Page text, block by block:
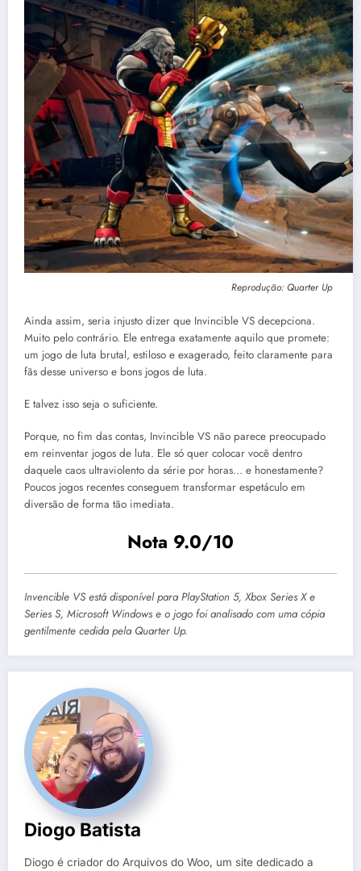
Reprodução: Quarter Up
Ainda assim, seria injusto dizer que Invincible VS decepciona.
Muito pelo contrário. Ele entrega exatamente aquilo que promete:
um jogo de luta brutal, estiloso e exagerado, feito claramente para
fãs desse universo e bons jogos de luta.
E talvez isso seja o suficiente.
Porque, no fim das contas, Invincible VS não parece preocupado
em reinventar jogos de luta. Ele só quer colocar você dentro
daquele caos ultraviolento da série por horas… e honestamente?
Poucos jogos recentes conseguem transformar espetáculo em
diversão de forma tão imediata.
Nota 9.0/10
Invencible VS está disponível para PlayStation 5, Xbox Series X e
Series S, Microsoft Windows e o jogo foi analisado com uma cópia
gentilmente cedida pela Quarter Up.
Diogo Batista
Diogo é criador do Arquivos do Woo, um site dedicado a